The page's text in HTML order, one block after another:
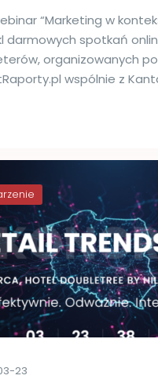
“Marketing w
darmowych spotkań
organizowanych
wspólnie z
23